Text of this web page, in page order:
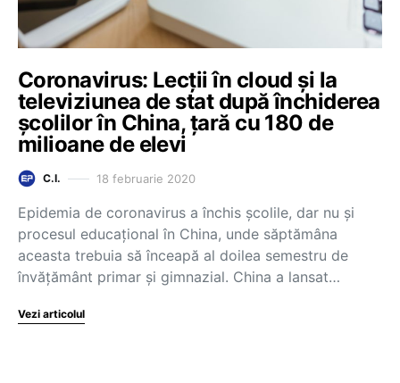
Coronavirus: Lecții în cloud și la
televiziunea de stat după închiderea
școlilor în China, țară cu 180 de
milioane de elevi
C.I. 18 februarie 2020
Epidemia de coronavirus a închis școlile, dar nu și
procesul educațional în China, unde săptămâna
aceasta trebuia să înceapă al doilea semestru de
învățământ primar și gimnazial. China a lansat…
Vezi articolul